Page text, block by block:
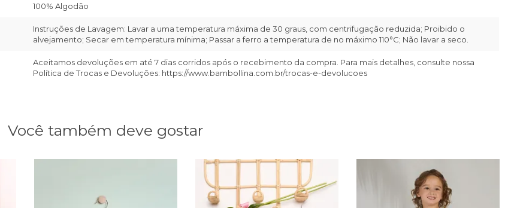
100% Algodão
Instruções de Lavagem: Lavar a uma temperatura máxima de 30 graus, com centrifugação reduzida; Proibido o
alvejamento; Secar em temperatura mínima; Passar a ferro a temperatura de no máximo 110°C; Não lavar a seco.
Aceitamos devoluções em até 7 dias corridos após o recebimento da compra. Para mais detalhes, consulte nossa
Política de Trocas e Devoluções: https://www.bambollina.com.br/trocas-e-devolucoes
Você também deve gostar